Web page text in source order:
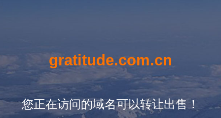
gratitude.com.cn
您正在访问的域名可以转让出售！